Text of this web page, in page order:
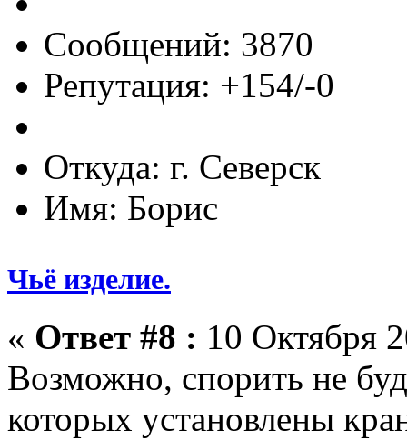
Сообщений: 3870
Репутация: +154/-0
Откуда: г. Северск
Имя: Борис
Чьё изделие.
« Ответ #8 : 10 Октября
Возможно, спорить не
которых установлены